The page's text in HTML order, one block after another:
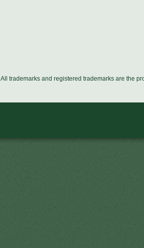
All trademarks and registered trademarks are the